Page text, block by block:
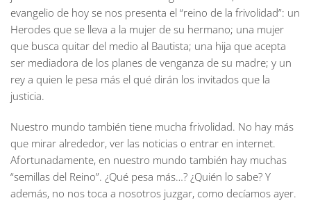
evangelio de hoy se nos presenta el “reino de la frivolidad”: un
Herodes que se lleva a la mujer de su hermano; una mujer
que busca quitar del medio al Bautista; una hija que acepta
ser mediadora de los planes de venganza de su madre; y un
rey a quien le pesa más el qué dirán los invitados que la
justicia.
Nuestro mundo también tiene mucha frivolidad. No hay más
que mirar alrededor, ver las noticias o entrar en internet.
Afortunadamente, en nuestro mundo también hay muchas
“semillas del Reino”. ¿Qué pesa más…? ¿Quién lo sabe? Y
además, no nos toca a nosotros juzgar, como decíamos ayer.